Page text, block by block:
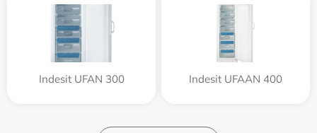
Indesit UFAN 300 Indesit UFAAN 400